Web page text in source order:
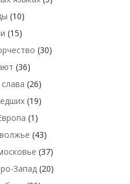
(10)
(15)
(30)
(36)
(26)
(19)
(1)
(43)
(37)
Запад (20)